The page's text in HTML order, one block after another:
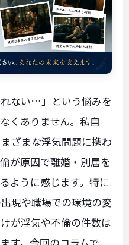
れない…」という悩みを
くありません。私自
ざまな浮気問題に携わ
が原因で離婚・別居を
ように感じます。特に
現や職場での環境の変
が浮気や不倫の件数は